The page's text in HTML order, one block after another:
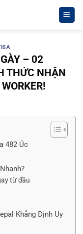
– 02
THỨC NHẬN
482 Úc
từ đầu
Khẳng Định Uy